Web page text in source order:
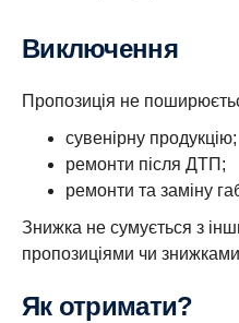
Виключення
Пропозиція не
сувенірну продукцію;
ремонти після ДТП;
ремонти та заміну
Знижка не сумується з
пропозиціями чи
Як отримати?